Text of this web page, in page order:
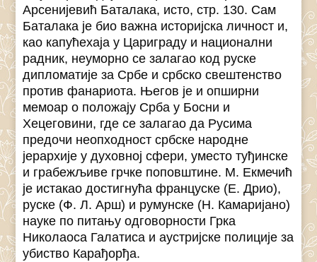
Арсенијевић Баталака, исто, стр. 130. Сам
Баталака је био важна историјска личност и,
као капућехаја у Цариграду и национални
радник, неуморно се залагао код руске
дипломатије за Србе и србско свештенство
против фанариота. Његов је и опширни
мемоар о положају Срба у Босни и
Хецеговини, где се залагао да Русима
предочи неопходност србске народне
јерархије у духовној сфери, уместо туђинске
и грабежљиве грчке поповштине. М. Екмечић
је истакао достигнућа француске (Е. Дрио),
руске (Ф. Л. Арш) и румунске (Н. Камаријано)
науке по питању одговорности Грка
Николаоса Галатиса и аустријске полиције за
убиство Карађорђа.